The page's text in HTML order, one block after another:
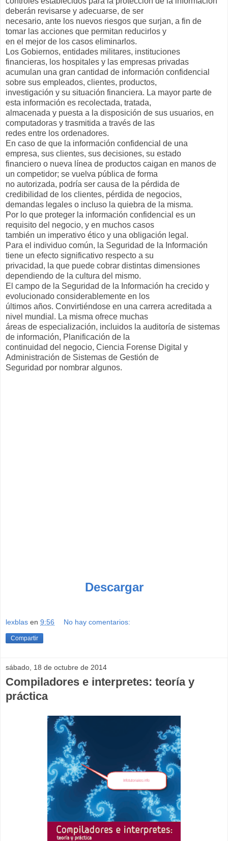
deberán revisarse y adecuarse, de ser
necesario, ante los nuevos riesgos que surjan, a fin de
tomar las acciones que permitan reducirlos y
en el mejor de los casos eliminarlos.
Los Gobiernos, entidades militares, instituciones
financieras, los hospitales y las empresas privadas
acumulan una gran cantidad de información confidencial
sobre sus empleados, clientes, productos,
investigación y su situación financiera. La mayor parte de
esta información es recolectada, tratada,
almacenada y puesta a la disposición de sus usuarios, en
computadoras y trasmitida a través de las
redes entre los ordenadores.
En caso de que la información confidencial de una
empresa, sus clientes, sus decisiones, su estado
financiero o nueva línea de productos caigan en manos de
un competidor; se vuelva pública de forma
no autorizada, podría ser causa de la pérdida de
credibilidad de los clientes, pérdida de negocios,
demandas legales o incluso la quiebra de la misma.
Por lo que proteger la información confidencial es un
requisito del negocio, y en muchos casos
también un imperativo ético y una obligación legal.
Para el individuo común, la Seguridad de la Información
tiene un efecto significativo respecto a su
privacidad, la que puede cobrar distintas dimensiones
dependiendo de la cultura del mismo.
El campo de la Seguridad de la Información ha crecido y
evolucionado considerablemente en los
últimos años. Convirtiéndose en una carrera acreditada a
nivel mundial. La misma ofrece muchas
áreas de especialización, incluidos la auditoría de sistemas
de información, Planificación de la
continuidad del negocio, Ciencia Forense Digital y
Administración de Sistemas de Gestión de
Seguridad por nombrar algunos.
Descargar
lexblas en 9:56 No hay comentarios:
Compartir
sábado, 18 de octubre de 2014
Compiladores e interpretes: teoría y
práctica